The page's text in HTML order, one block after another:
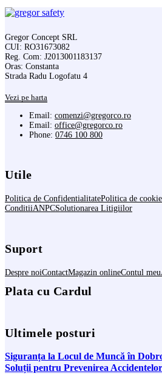
Gregor Concept SRL
CUI: RO31673082
Reg. Com: J2013001183137
Oras: Constanta
Strada Radu Logofatu 4
Vezi pe harta
Email: comenzi@gregorco.ro
Email: office@gregorco.ro
Phone: 0746 100 800
Utile
Politica de ConfidentialitatePolitica de
ConditiiANPCSolutionarea Litigiilor
Suport
Despre noiContactMagazin onlineContul meu
Plata cu Cardul
Ultimele posturi
Siguranța la Locul de Muncă în
Soluții pentru Prevenirea Accidentelor